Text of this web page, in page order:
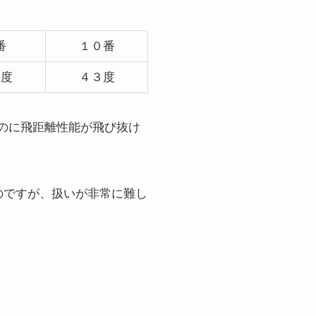
１０番
４３度
に飛距離性能が飛び抜け
すが、扱いが非常に難し